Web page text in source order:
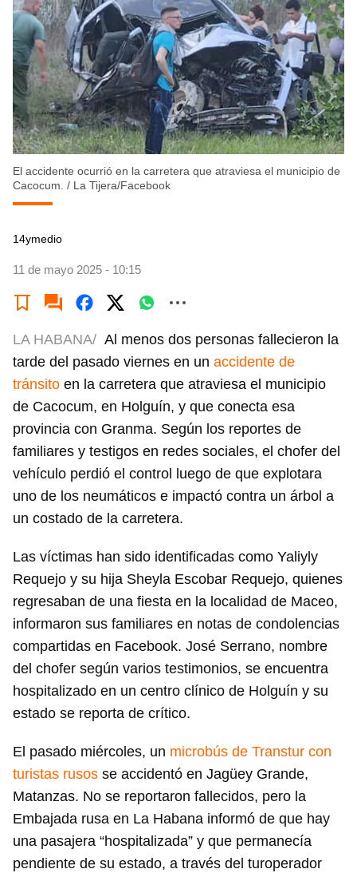
El accidente ocurrió en la carretera que atraviesa el municipio de
Cacocum. / La Tijera/Facebook
14ymedio
11 de mayo 2025 - 10:15
LA HABANA/ Al menos dos personas fallecieron la
tarde del pasado viernes en un accidente de
tránsito en la carretera que atraviesa el municipio
de Cacocum, en Holguín, y que conecta esa
provincia con Granma. Según los reportes de
familiares y testigos en redes sociales, el chofer del
vehículo perdió el control luego de que explotara
uno de los neumáticos e impactó contra un árbol a
un costado de la carretera.
Las víctimas han sido identificadas como Yaliyly
Requejo y su hija Sheyla Escobar Requejo, quienes
regresaban de una fiesta en la localidad de Maceo,
informaron sus familiares en notas de condolencias
compartidas en Facebook. José Serrano, nombre
del chofer según varios testimonios, se encuentra
hospitalizado en un centro clínico de Holguín y su
estado se reporta de crítico.
El pasado miércoles, un microbús de Transtur con
turistas rusos se accidentó en Jagüey Grande,
Matanzas. No se reportaron fallecidos, pero la
Embajada rusa en La Habana informó de que hay
una pasajera “hospitalizada” y que permanecía
pendiente de su estado, a través del turoperador